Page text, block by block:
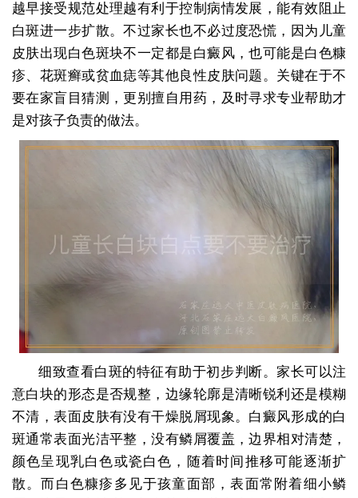
越早接受规范处理越有利于控制病情发展，能有效阻止
白斑进一步扩散。不过家长也不必过度恐慌，因为儿童
皮肤出现白色斑块不一定都是白癜风，也可能是白色糠
疹、花斑癣或贫血痣等其他良性皮肤问题。关键在于不
要在家盲目猜测，更别擅自用药，及时寻求专业帮助才
是对孩子负责的做法。
细致查看白斑的特征有助于初步判断。家长可以注
意白块的形态是否规整，边缘轮廓是清晰锐利还是模糊
不清，表面皮肤有没有干燥脱屑现象。白癜风形成的白
斑通常表面光洁平整，没有鳞屑覆盖，边界相对清楚，
颜色呈现乳白色或瓷白色，随着时间推移可能逐渐扩
散。而白色糠疹多见于孩童面部，表面常附着细小鳞